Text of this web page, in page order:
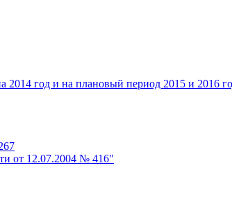
год и на плановый период 2015 и 2016
от 12.07.2004 № 416"